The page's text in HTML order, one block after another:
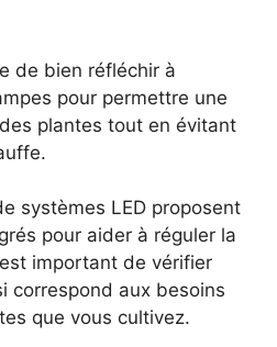
de bien réfléchir à
pour permettre une
plantes tout en évitant
systèmes LED proposent
pour aider à réguler la
important de vérifier
correspond aux besoins
que vous cultivez.